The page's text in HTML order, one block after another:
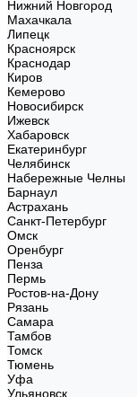
Нижний Новгород
Махачкала
Липецк
Красноярск
Краснодар
Киров
Кемерово
Новосибирск
Ижевск
Хабаровск
Екатеринбург
Челябинск
Набережные Челны
Барнаул
Астрахань
Санкт-Петербург
Омск
Оренбург
Пенза
Пермь
Ростов-на-Дону
Рязань
Самара
Тамбов
Томск
Тюмень
Уфа
Ульяновск